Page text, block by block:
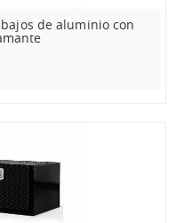
de aluminio con